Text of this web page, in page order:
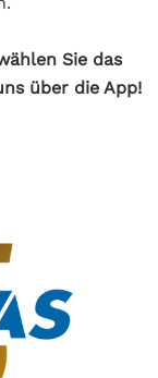
Sie das
über die App!